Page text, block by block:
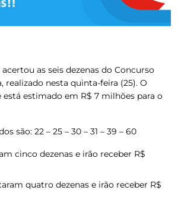
as seis dezenas do Concurso
realizado nesta quinta-feira (25). O
estimado em R$ 7 milhões para o
são: 22 – 25 – 30 – 31 – 39 – 60
cinco dezenas e irão receber R$
quatro dezenas e irão receber R$